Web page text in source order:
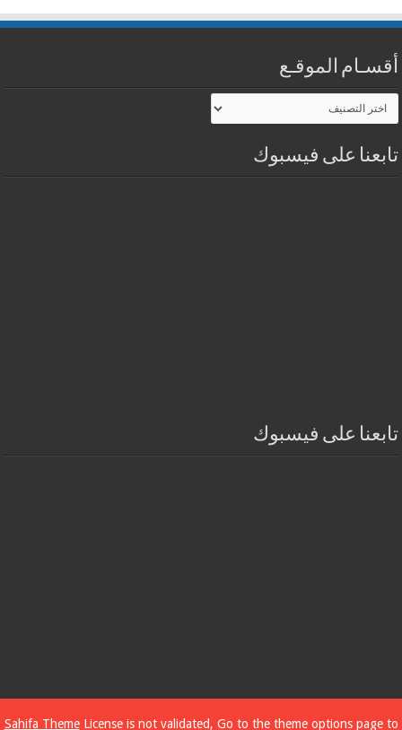
أقسـام الموقـع
أقسـام
الموقـع
تابعنا على فيسبوك
تابعنا على فيسبوك
Sahifa ThemeLicense is not validated, Go to the theme options page to